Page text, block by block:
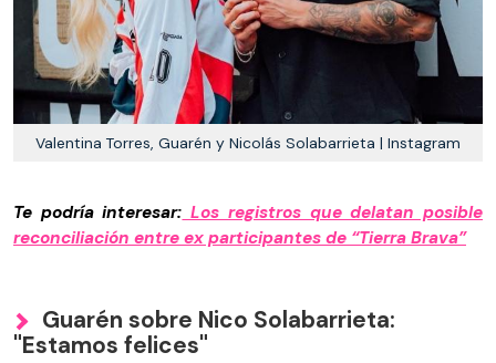
Valentina Torres, Guarén y Nicolás Solabarrieta | Instagram
Te podría interesar: Los registros que delatan posible
reconciliación entre ex participantes de “Tierra Brava”
Guarén sobre Nico Solabarrieta:
"Estamos felices"